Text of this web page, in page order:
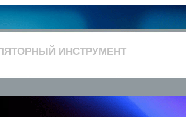
ИНСТРУМЕНТ